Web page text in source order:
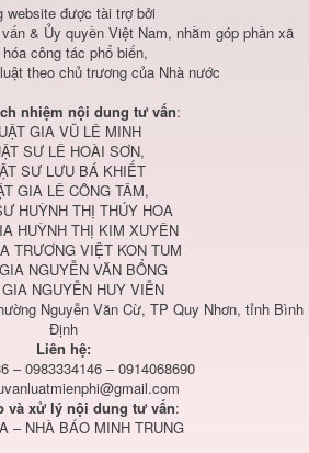
website được tài trợ bởi
& Ủy quyền Việt Nam, nhằm góp phần xã
hóa công tác phổ biến,
theo chủ trương của Nhà nước
nhiệm nội dung tư vấn:
GIA VŨ LÊ MINH
SƯ LÊ HOÀI SƠN,
SƯ LƯU BÁ KHIẾT
GIA LÊ CÔNG TÂM,
HUỲNH THỊ THÚY HOA
HUỲNH THỊ KIM XUYÊN
TRƯƠNG VIỆT KON TUM
NGUYỄN VĂN BỔNG
GIA NGUYỄN HUY VIỄN
Nguyễn Văn Cừ, TP Quy Nhơn, tỉnh Bình
Định
Liên hệ:
– 0983334146 – 0914068690
và xử lý nội dung tư vấn:
– NHÀ BÁO MINH TRUNG